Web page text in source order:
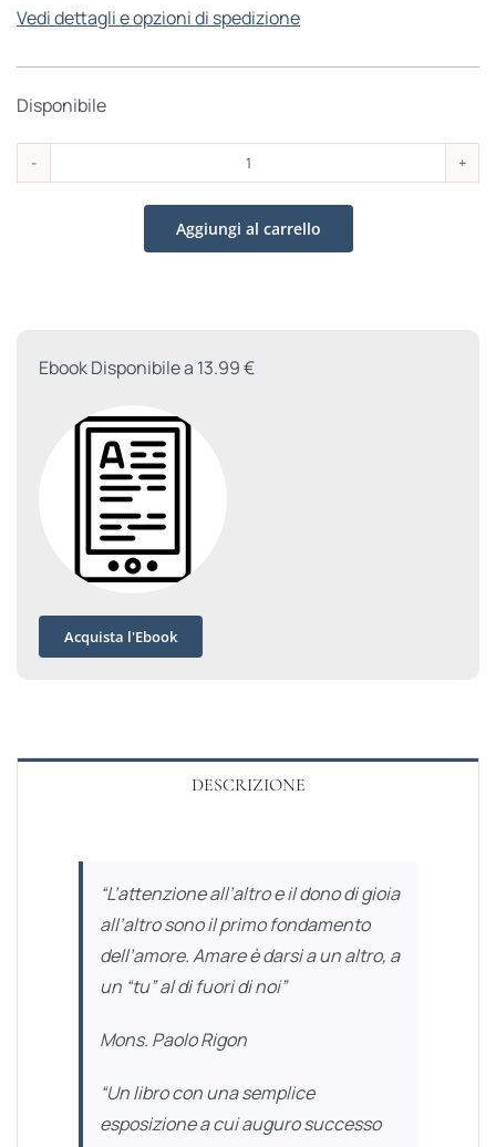
Vedi dettagli e opzioni di spedizione
Disponibile
Questo
matrimonio
si
Aggiungi al carrello
Ebook Disponibile a 13.99 €
Acquista l'Ebook
DESCRIZIONE
“L’attenzione all’altro e il dono di gioia
all’altro sono il primo fondamento
dell’amore. Amare è darsi a un altro, a
un “tu” al di fuori di noi”
Mons. Paolo Rigon
“Un libro con una semplice
esposizione a cui auguro successo